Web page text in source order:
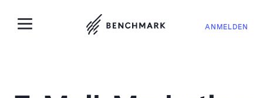
ANMELDEN